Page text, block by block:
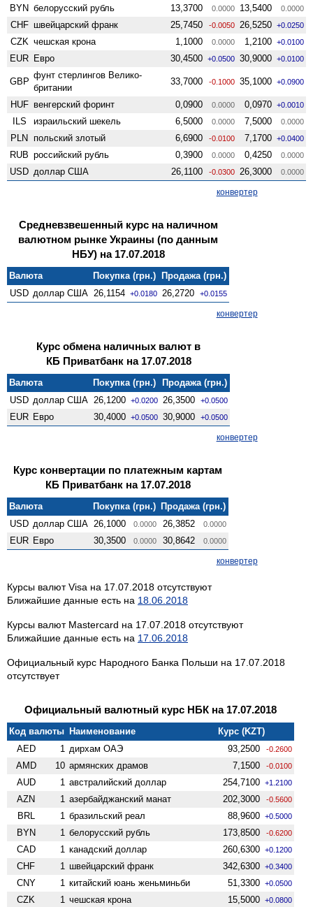
BYN белорусский рубль 13,3700 0.0000 13,5400 0.0000
CHF швейцарский франк 25,7450 -0.0050 26,5250 +0.0250
CZK чешская крона 1,1000 0.0000 1,2100 +0.0100
EUR Евро 30,4500 +0.0500 30,9000 +0.0100
GBP
фунт стерлингов Велико­
британии
33,7000 -0.1000 35,1000 +0.0900
HUF венгерский форинт 0,0900 0.0000 0,0970 +0.0010
ILS израильский шекель 6,5000 0.0000 7,5000 0.0000
PLN польский злотый 6,6900 -0.0100 7,1700 +0.0400
RUB российский рубль 0,3900 0.0000 0,4250 0.0000
USD доллар США 26,1100 -0.0300 26,3000 0.0000
конвертер
Средневзвешенный курс на наличном
валютном рынке Украины (по данным
НБУ) на 17.07.2018
Валюта Покупка (грн.) Продажа (грн.)
USD доллар США 26,1154 +0.0180 26,2720 +0.0155
конвертер
Курс обмена наличных валют в
КБ Приватбанк на 17.07.2018
Валюта Покупка (грн.)
Продажа (грн.)
USD доллар США 26,1200 +0.0200 26,3500 +0.0500
EUR Евро 30,4000 +0.0500 30,9000 +0.0500
конвертер
Курс конвертации по платежным картам
КБ Приватбанк на 17.07.2018
Валюта Покупка (грн.) Продажа (грн.)
USD доллар США 26,1000 0.0000 26,3852 0.0000
EUR Евро 30,3500 0.0000 30,8642 0.0000
конвертер
Курсы валют Visa на 17.07.2018 отсутствуют
Ближайшие данные есть на 18.06.2018
Курсы валют Mastercard на 17.07.2018 отсутствуют
Ближайшие данные есть на 17.06.2018
Официальный курс Народного Банка Польши на 17.07.2018
отсутствует
Официальный валютный курс НБК на 17.07.2018
Код валюты Наименование
Курс (KZT)
AED
1 дирхам ОАЭ 93,2500 -0.2600
AMD 10 армянских драмов 7,1500 -0.0100
AUD 1 австралийский доллар 254,7100 +1.2100
AZN 1 азербайджанский манат 202,3000 -0.5600
BRL 1 бразильский реал 88,9600 +0.5000
BYN 1 белорусский рубль 173,8500 -0.6200
CAD 1 канадский доллар 260,6300 +0.1200
CHF 1 швейцарский франк 342,6300 +0.3400
CNY 1 китайский юань женьминьби 51,3300 +0.0500
CZK 1 чешская крона 15,5000 +0.0800